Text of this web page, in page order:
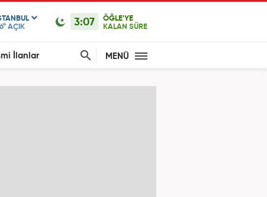
AÇIK 3:07
ÖĞLE'YE
KALAN SÜRE
İlanlar MENÜ